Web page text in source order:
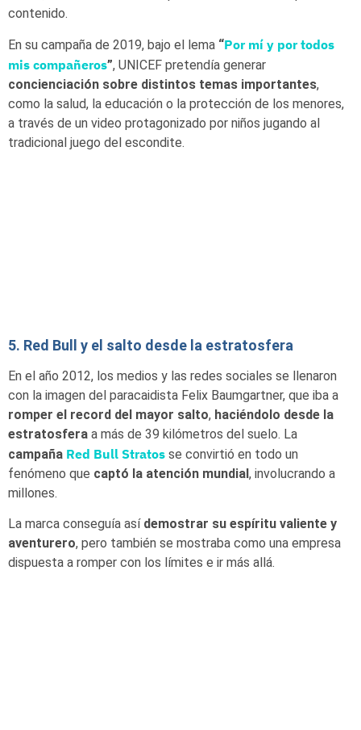
contenido.
En su campaña de 2019, bajo el lema “Por mí y por todos
mis compañeros”, UNICEF pretendía generar
concienciación sobre distintos temas importantes,
como la salud, la educación o la protección de los menores,
a través de un video protagonizado por niños jugando al
tradicional juego del escondite.
5. Red Bull y el salto desde la estratosfera
En el año 2012, los medios y las redes sociales se llenaron
con la imagen del paracaidista Felix Baumgartner, que iba a
romper el record del mayor salto, haciéndolo desde la
estratosfera a más de 39 kilómetros del suelo. La
campaña Red Bull Stratos se convirtió en todo un
fenómeno que captó la atención mundial, involucrando a
millones.
La marca conseguía así demostrar su espíritu valiente y
aventurero, pero también se mostraba como una empresa
dispuesta a romper con los límites e ir más allá.